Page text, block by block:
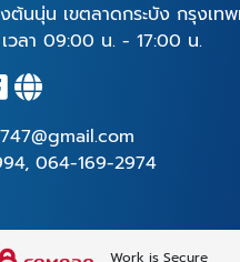
นุ่น เขตลาดกระบัง กรุงเทพ
วลา 09:00 น. - 17:00 น.
, 064-169-2974
Work is Secure